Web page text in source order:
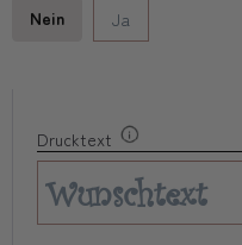
Nein
Ja
Drucktext